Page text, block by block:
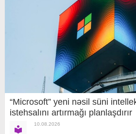
“Microsoft” yeni nəsil süni
istehsalını artırmağı planlaşdırır
10.08.2026